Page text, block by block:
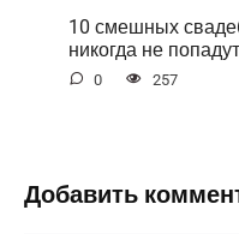
10 смешных
никогда не
0 257
Добавить